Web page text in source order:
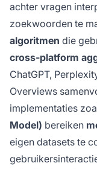
achter vragen
zoekwoorden te
algoritmen die
cross-platform
ChatGPT,
Overviews
implementaties
Model) bereiken
eigen datasets te